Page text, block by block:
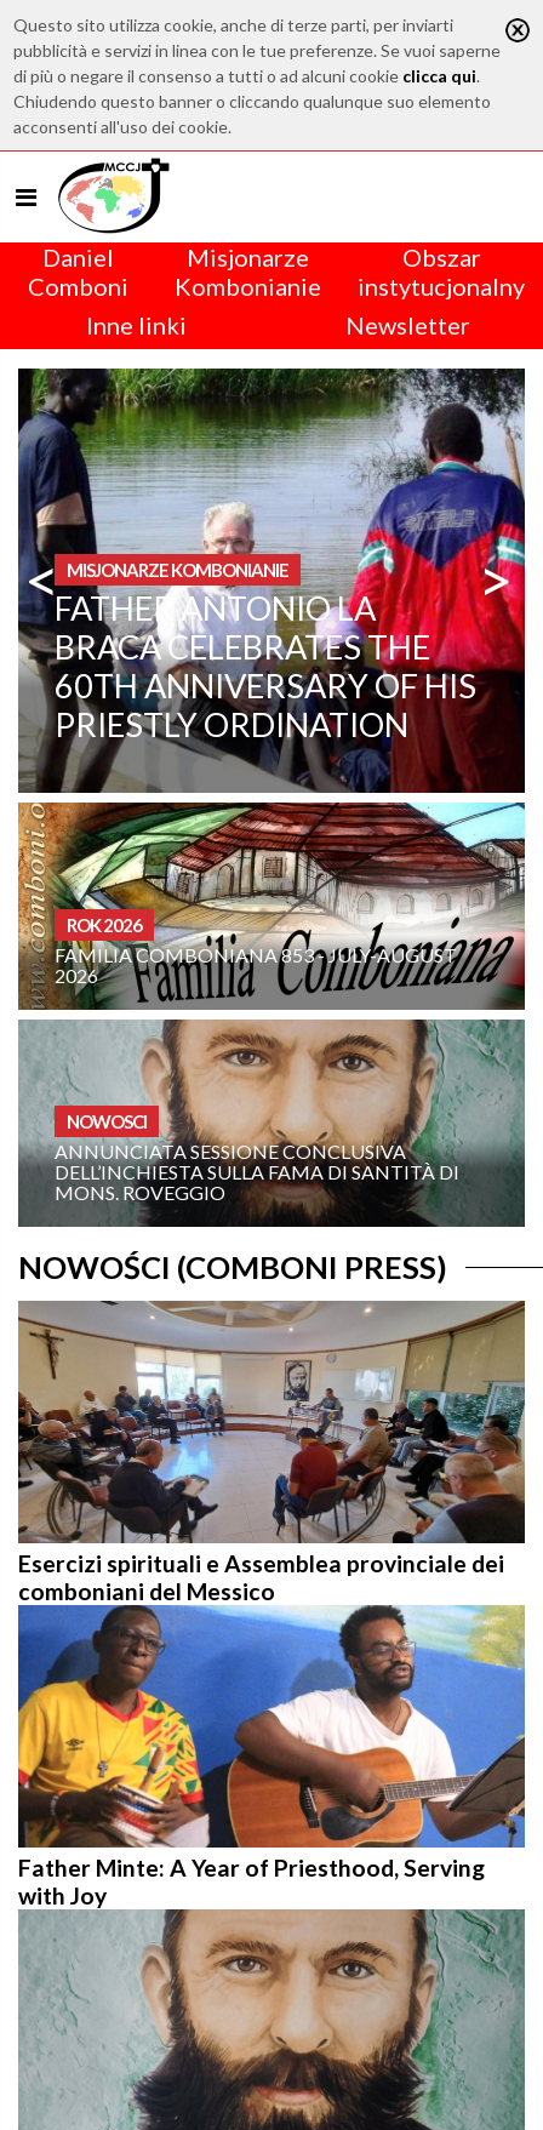
Questo sito utilizza cookie, anche di terze parti, per inviarti
pubblicità e servizi in linea con le tue preferenze. Se vuoi saperne
di più o negare il consenso a tutti o ad alcuni cookie clicca qui.
Chiudendo questo banner o cliccando qualunque suo elemento
acconsenti all'uso dei cookie.
Daniel
Comboni
Misjonarze
Kombonianie
Obszar
instytucjonalny
Inne linki
Newsletter
< OBSZAR INSTYTUCJONALNY
CENTRAL AFRICAN
REPUBLIC. A CHANGE IN
MENTALITY
>
AUGUST
CURIA - (NOTIZIE-NEWS)
INTENCJE RODZINY
SIERPIEŃ 2026
SANTITÀ DI
OMELIE ANNO A
19TH SUNDAY IN ORDINARY TIME – YEAR A:
“COMMAND ME TO COME
NOWOŚCI (COMBONI PRESS)
Esercizi spirituali e Assemblea provinciale dei
comboniani del Messico
Father Minte: A Year of Priesthood, Serving
with Joy